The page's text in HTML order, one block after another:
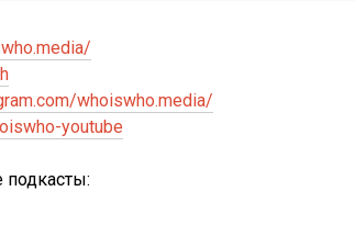
whoiswho.media/
youtube
подкасты: